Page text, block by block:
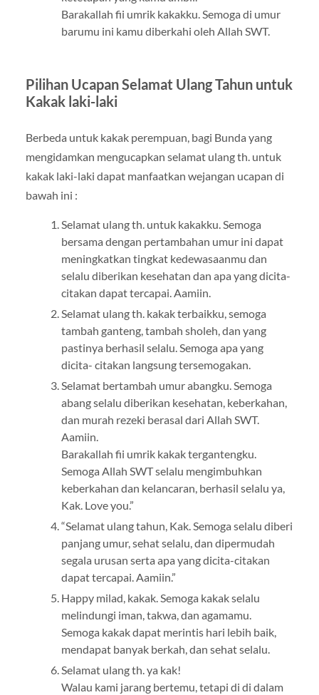
Barakallah fii umrik kakakku. Semoga di umur
barumu ini kamu diberkahi oleh Allah SWT.
Pilihan Ucapan Selamat Ulang Tahun untuk
Kakak laki-laki
Berbeda untuk kakak perempuan, bagi Bunda yang
mengidamkan mengucapkan selamat ulang th. untuk
kakak laki-laki dapat manfaatkan wejangan ucapan di
bawah ini :
Selamat ulang th. untuk kakakku. Semoga
bersama dengan pertambahan umur ini dapat
meningkatkan tingkat kedewasaanmu dan
selalu diberikan kesehatan dan apa yang dicita-
citakan dapat tercapai. Aamiin.
Selamat ulang th. kakak terbaikku, semoga
tambah ganteng, tambah sholeh, dan yang
pastinya berhasil selalu. Semoga apa yang
dicita- citakan langsung tersemogakan.
Selamat bertambah umur abangku. Semoga
abang selalu diberikan kesehatan, keberkahan,
dan murah rezeki berasal dari Allah SWT.
Aamiin.
Barakallah fii umrik kakak tergantengku.
Semoga Allah SWT selalu mengimbuhkan
keberkahan dan kelancaran, berhasil selalu ya,
Kak. Love you.”
“Selamat ulang tahun, Kak. Semoga selalu diberi
panjang umur, sehat selalu, dan dipermudah
segala urusan serta apa yang dicita-citakan
dapat tercapai. Aamiin.”
Happy milad, kakak. Semoga kakak selalu
melindungi iman, takwa, dan agamamu.
Semoga kakak dapat merintis hari lebih baik,
mendapat banyak berkah, dan sehat selalu.
Selamat ulang th. ya kak!
Walau kami jarang bertemu, tetapi di di dalam